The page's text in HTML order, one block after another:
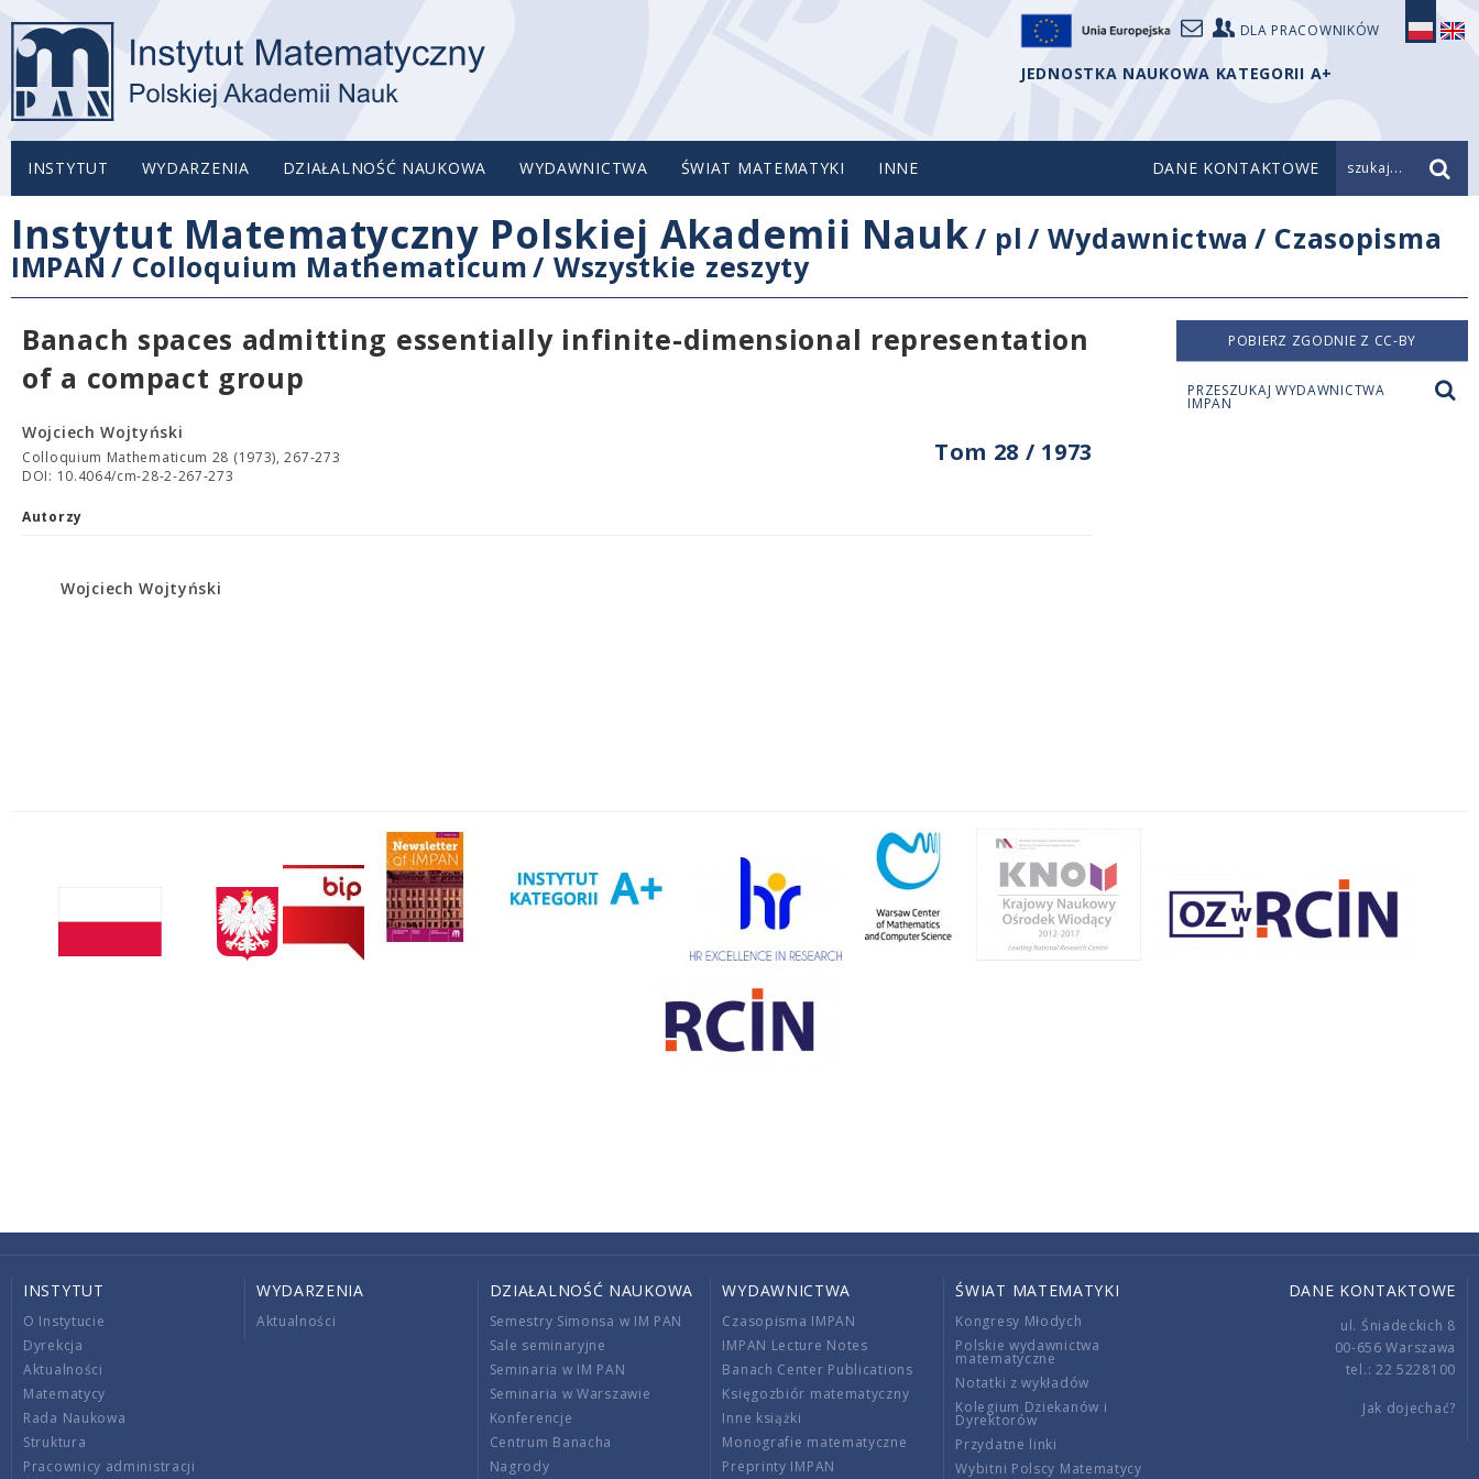
DLA PRACOWNIKÓW
JEDNOSTKA NAUKOWA KATEGORII A+
INSTYTUT WYDARZENIA DZIAŁALNOŚĆ NAUKOWA WYDAWNICTWA ŚWIAT MATEMATYKI INNE DANE KONTAKTOWE szukaj...
Instytut Matematyczny Polskiej Akademii Nauk/ pl /Wydawnictwa / Czasopisma
IMPAN / Colloquium Mathematicum/ Wszystkie zeszyty
Banach spaces admitting essentially infinite-dimensional representation
of a compact group
Tom 28 / 1973
Wojciech Wojtyński
Colloquium Mathematicum 28 (1973), 267-273
DOI: 10.4064/cm-28-2-267-273
Autorzy
Wojciech Wojtyński
POBIERZ ZGODNIE Z CC-BY
PRZESZUKAJ WYDAWNICTWA
IMPAN
INSTYTUT
O Instytucie
Dyrekcja
Aktualności
Matematycy
Rada Naukowa
Struktura
Pracownicy administracji
WYDARZENIA
Aktualności
DZIAŁALNOŚĆ NAUKOWA
Semestry Simonsa w IM PAN
Sale seminaryjne
Seminaria w IM PAN
Seminaria w Warszawie
Konferencje
Centrum Banacha
Nagrody
WYDAWNICTWA
Czasopisma IMPAN
IMPAN Lecture Notes
Banach Center Publications
Księgozbiór matematyczny
Inne książki
Monografie matematyczne
Preprinty IMPAN
ŚWIAT MATEMATYKI
Kongresy Młodych
Polskie wydawnictwa
matematyczne
Notatki z wykładów
Kolegium Dziekanów i
Dyrektorów
Przydatne linki
Wybitni Polscy Matematycy
DANE KONTAKTOWE
ul. Śniadeckich 8
00-656 Warszawa
tel.: 22 5228100
Jak dojechać?